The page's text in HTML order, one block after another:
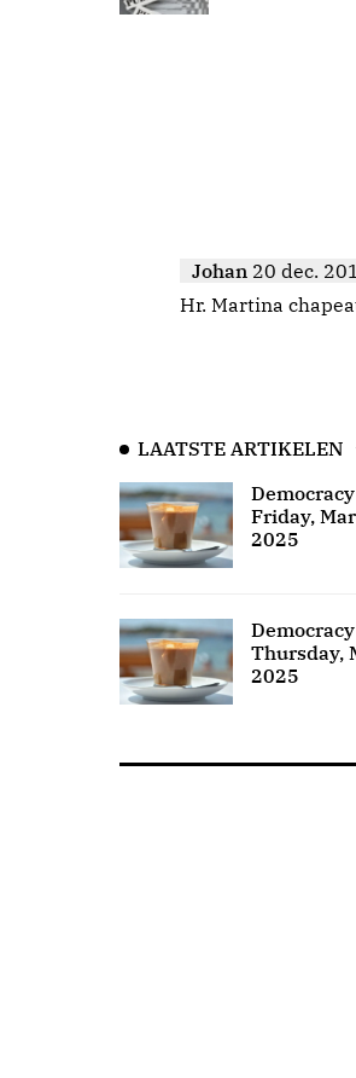
Johan 20 dec.
Hr. Martina
LAATSTE ARTIKELEN
Friday,
2025
Thursday,
2025